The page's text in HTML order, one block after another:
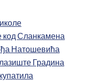
код Сланкамена
Натошевића
Градина